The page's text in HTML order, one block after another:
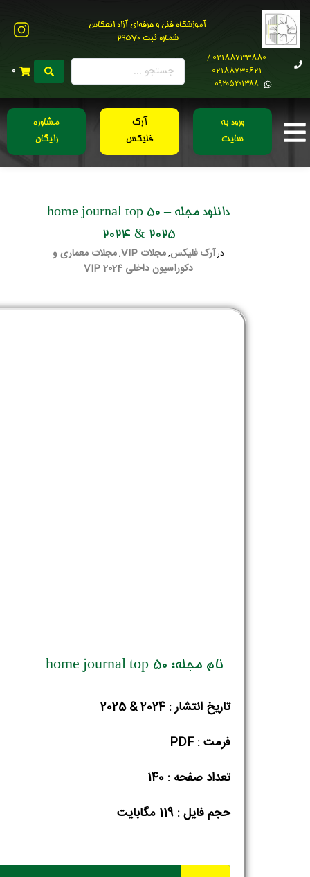
آموزشگاه فنی و حرفه‌ای آزاد انعکاس
شماره ثبت 29570
02188733880 /
02188730621
0۹۲۰۵۲۰۱۳۸۸
0
ورود به
سایت
آرک
فلیکس
مشاوره
رایگان
دانلود مجله home journal top 50 –
2024 & 2025
درآرک فلیکس,مجلات VIP ,مجلات معماری و
دکوراسیون داخلی 2024 VIP
نام مجله: home journal top 50
تاریخ انتشار : 2024 & 2025
فرمت : PDF
تعداد صفحه : 140
حجم فایل :‌ 119 مگابایت